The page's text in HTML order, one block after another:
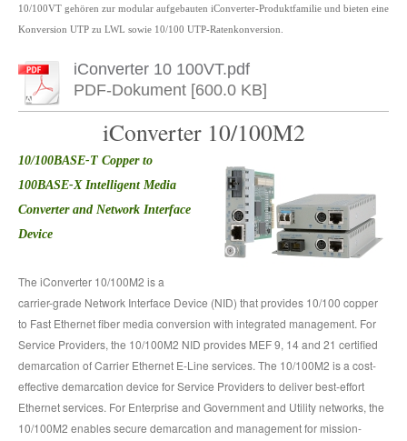
10/100VT gehören zur modular aufgebauten iConverter-Produktfamilie und bieten eine
Konversion UTP zu LWL sowie 10/100 UTP-Ratenkonversion.
iConverter 10 100VT.pdf
PDF-Dokument [600.0 KB]
iConverter 10/100M2
10/100BASE-T Copper to
100BASE-X Intelligent Media
Converter and Network Interface
Device
The iConverter 10/100M2 is a
carrier-grade Network Interface Device (NID) that provides 10/100 copper
to Fast Ethernet fiber media conversion with integrated management. For
Service Providers, the 10/100M2 NID provides MEF 9, 14 and 21 certified
demarcation of Carrier Ethernet E-Line services. The 10/100M2 is a cost-
effective demarcation device for Service Providers to deliver best-effort
Ethernet services. For Enterprise and Government and Utility networks, the
10/100M2 enables secure demarcation and management for mission-